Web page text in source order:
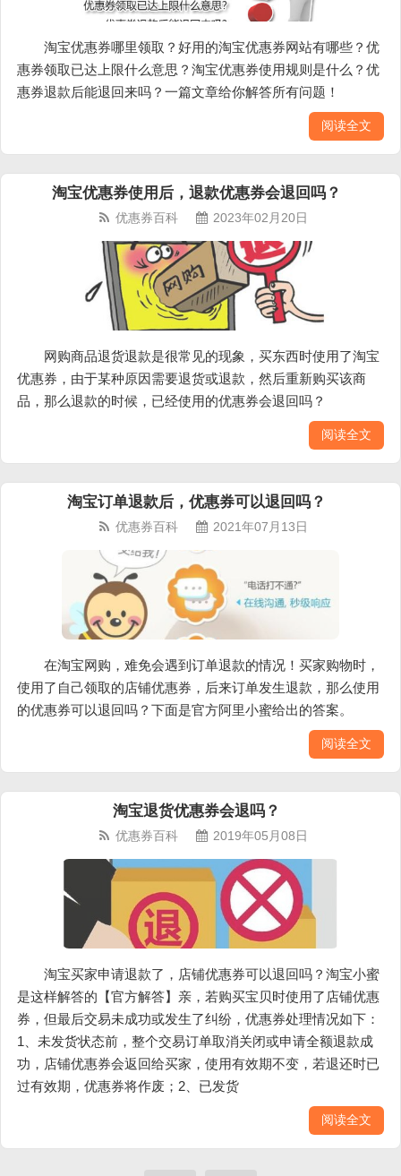
淘宝优惠券哪里领取？好用的淘宝优惠券网站有哪些？优
惠券领取已达上限什么意思？淘宝优惠券使用规则是什么？优
惠券退款后能退回来吗？一篇文章给你解答所有问题！
阅读全文
淘宝优惠券使用后，退款优惠券会退回吗？
优惠券百科 2023年02月20日
网购商品退货退款是很常见的现象，买东西时使用了淘宝
优惠券，由于某种原因需要退货或退款，然后重新购买该商
品，那么退款的时候，已经使用的优惠券会退回吗？
阅读全文
淘宝订单退款后，优惠券可以退回吗？
优惠券百科 2021年07月13日
在淘宝网购，难免会遇到订单退款的情况！买家购物时，
使用了自己领取的店铺优惠券，后来订单发生退款，那么使用
的优惠券可以退回吗？下面是官方阿里小蜜给出的答案。
阅读全文
淘宝退货优惠券会退吗？
优惠券百科 2019年05月08日
淘宝买家申请退款了，店铺优惠券可以退回吗？淘宝小蜜
是这样解答的【官方解答】亲，若购买宝贝时使用了店铺优惠
券，但最后交易未成功或发生了纠纷，优惠券处理情况如下：
1、未发货状态前，整个交易订单取消关闭或申请全额退款成
功，店铺优惠券会返回给买家，使用有效期不变，若退还时已
过有效期，优惠券将作废；2、已发货
阅读全文